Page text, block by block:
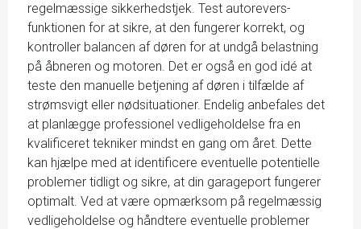
regelmæssige sikkerhedstjek. Test autorevers-
funktionen for at sikre, at den fungerer korrekt, og
kontroller balancen af døren for at undgå belastning
på åbneren og motoren. Det er også en god idé at
teste den manuelle betjening af døren i tilfælde af
strømsvigt eller nødsituationer. Endelig anbefales det
at planlægge professionel vedligeholdelse fra en
kvalificeret tekniker mindst en gang om året. Dette
kan hjælpe med at identificere eventuelle potentielle
problemer tidligt og sikre, at din garageport fungerer
optimalt. Ved at være opmærksom på regelmæssig
vedligeholdelse og håndtere eventuelle problemer